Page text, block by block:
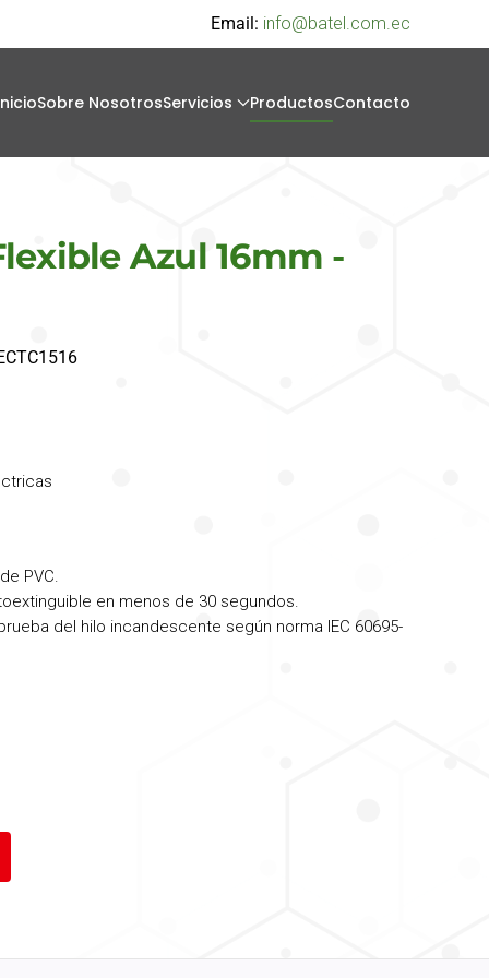
Email: info@batel.com.ec
Sobre NosotrosServicios ProductosContacto
Azul 16mm -
PVC.
en menos de 30 segundos.
del hilo incandescente según norma IEC 60695-